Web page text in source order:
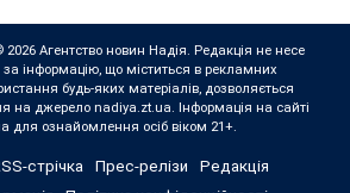
Агентство новин Надія. Редакція не несе
за інформацію, що міститься в рекламних
будь-яких матеріалів, дозволяється
на джерело nadiya.zt.ua. Інформація на сайті
для ознайомлення осіб віком 21+.
стрічка Прес-релізи
Редакція